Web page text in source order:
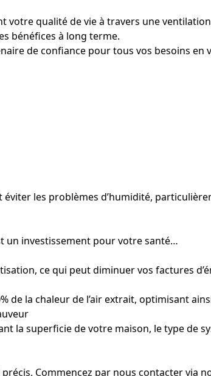
qualité de vie à travers une
bénéfices à long terme.
de confiance pour tous vos besoins
les problèmes d’humidité,
un investissement pour votre santé…
ce qui peut diminuer vos factures
la chaleur de l’air extrait, optimisant
la superficie de votre maison, le type de
Commencez par nous contacter via